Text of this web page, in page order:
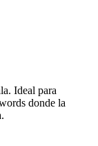
Ideal para
donde la